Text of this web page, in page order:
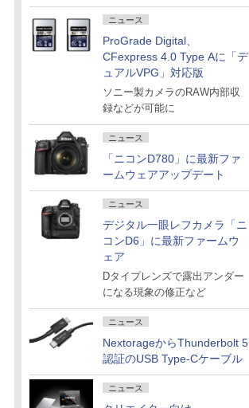
ニュース
ProGrade Digital、
CFexpress 4.0 Type Aに「デ
ュアルVPG」対応版
ソニー製カメラのRAW内部収
録などが可能に
ニュース
「ニコンD780」に最新ファ
ームウェアアップデート
ニュース
デジタル一眼レフカメラ「ニ
コンD6」に最新ファームウ
ェア
Dタイプレンズで露出アンダー
になる現象の修正など
ニュース
NextorageからThunderbolt 5
認証のUSB Type-Cケーブル
ニュース